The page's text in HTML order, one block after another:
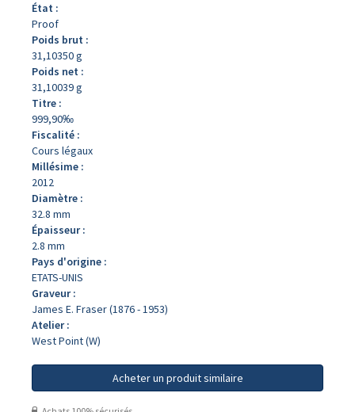
État :
Proof
Poids brut :
31,10350 g
Poids net :
31,10039 g
Titre :
999,90‰
Fiscalité :
Cours légaux
Millésime :
2012
Diamètre :
32.8 mm
Épaisseur :
2.8 mm
Pays d'origine :
ETATS-UNIS
Graveur :
James E. Fraser (1876 - 1953)
Atelier :
West Point (W)
Acheter un produit similaire